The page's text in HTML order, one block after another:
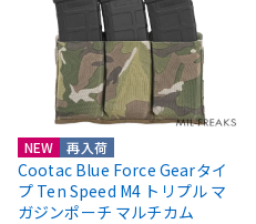
NEW 再入荷
Cootac Blue Force Gearタイ
プ Ten Speed M4 トリプル マ
ガジンポーチ マルチカム